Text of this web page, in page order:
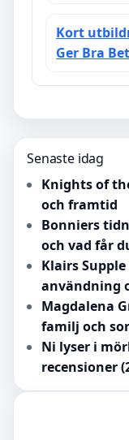
Kort
Ger Bra
Senaste idag
Knights of
och framtid
Bonniers
och vad får
Klairs
användning
Magdalena
familj och
Ni lyser i
recensioner